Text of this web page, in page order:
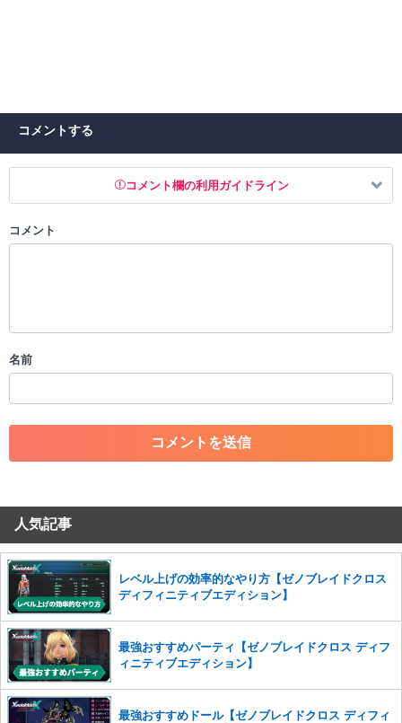
コメントする
コメント欄の利用ガイドライン
以下の書き込みを禁止とし、場合によってはコメント削除や書き込み制
・一度削除された投稿を再び投稿すること
・アカウントの売買など金銭が絡む内容の投稿
・各ゲームのネタバレを含む内容の投稿
・その他、管理者が不適切と判断した投稿
コメントの削除を申請する
せていただきます。ご了承ください。
※一度削除したコメントは復元ができませんのでご注意くだ
さい。
また、過度な利用規約の違反や、弊社に損害の及ぶ内容の書き込みがあ
った場合は、法的措置をとらせていただく場合もございますので、あら
かじめご理解くださいませ。
コメント
名前
人気記事
レベル上げの効率的なやり方【ゼノブレイドクロス
ディフィニティブエディション】
最強おすすめパーティ【ゼノブレイドクロス ディフ
ィニティブエディション】
最強おすすめドール【ゼノブレイドクロス ディフィ